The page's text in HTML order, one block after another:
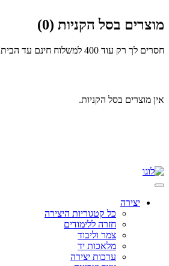
מוצרים בסל הקניות (0)
חסרים לך רק עוד 400 למשלוח חינם עד הבית
אין מוצרים בסל הקניות.
יצירה
כל קטגוריות היצירה
חזרה ללימודים
צמר וליבוד
מלאכות יד
ערכות יצירה